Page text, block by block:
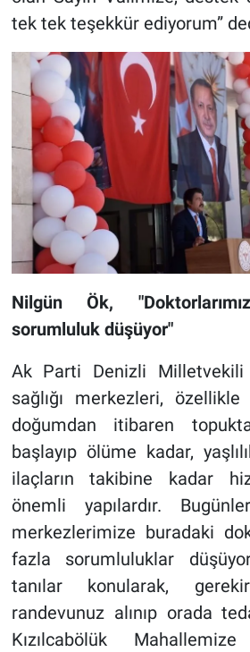
tek tek teşekkür ediyorum”
Nilgün Ök,
sorumluluk düşüyor"
Ak Parti Denizli Milletvekili
sağlığı merkezleri,
doğumdan itibaren
başlayıp ölüme kadar,
ilaçların takibine kadar
önemli yapılardır.
merkezlerimize buradaki
fazla sorumluluklar
tanılar konularak,
randevunuz alınıp orada
Kızılcabölük